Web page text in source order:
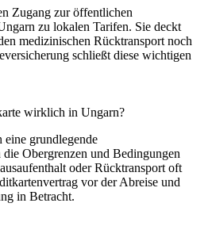
Zugang zur öffentlichen
zu lokalen Tarifen. Sie deckt
medizinischen Rücktransport noch
schließt diese wichtigen
wirklich in Ungarn?
grundlegende
Obergrenzen und Bedingungen
oder Rücktransport oft
vor der Abreise und
in Betracht.